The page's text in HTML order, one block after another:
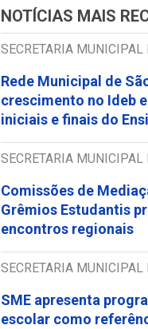
NOTÍCIAS MAIS
SECRETARIA MUNICIPAL
Rede Municipal de
crescimento no Ideb
iniciais e finais do
SECRETARIA MUNICIPAL
Comissões de
Grêmios Estudantis
encontros regionais
SECRETARIA MUNICIPAL
SME apresenta
escolar como